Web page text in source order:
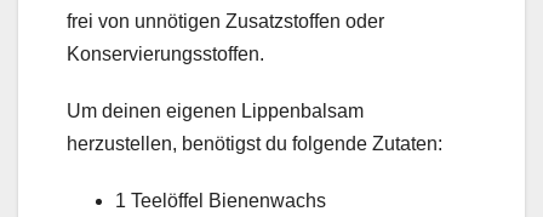
frei von unnötigen Zusatzstoffen oder
Konservierungsstoffen.
Um deinen eigenen Lippenbalsam
herzustellen, benötigst du folgende Zutaten:
1 Teelöffel Bienenwachs